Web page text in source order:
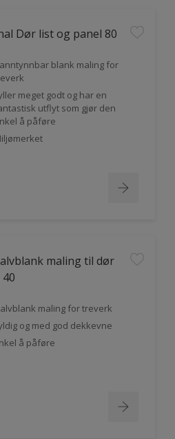
Dør list og panel 80
blank maling for
meget godt og har en
utflyt som gjør den
å påføre
maling til dør
maling for treverk
og med god dekkevne
å påføre